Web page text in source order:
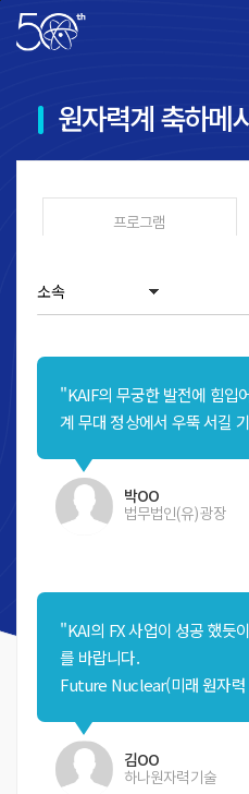
본문바로가기
원자력계 축하메
프로그램
축하 영상 메시지
"KAIF의 무궁한 발전에 힘입
계 무대 정상에서 우뚝 서길
박OO
법무법인(유) 광장
"KAI의 FX 사업이 성공 했듯
를 바랍니다.
Future Nuclear(미래 원자
김OO
하나원자력기술